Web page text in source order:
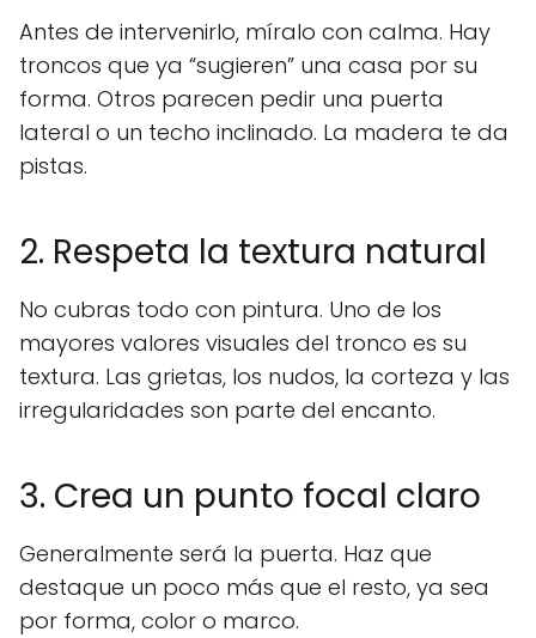
Antes de intervenirlo, míralo con calma. Hay
troncos que ya “sugieren” una casa por su
forma. Otros parecen pedir una puerta
lateral o un techo inclinado. La madera te da
pistas.
2. Respeta la textura natural
No cubras todo con pintura. Uno de los
mayores valores visuales del tronco es su
textura. Las grietas, los nudos, la corteza y las
irregularidades son parte del encanto.
3. Crea un punto focal claro
Generalmente será la puerta. Haz que
destaque un poco más que el resto, ya sea
por forma, color o marco.